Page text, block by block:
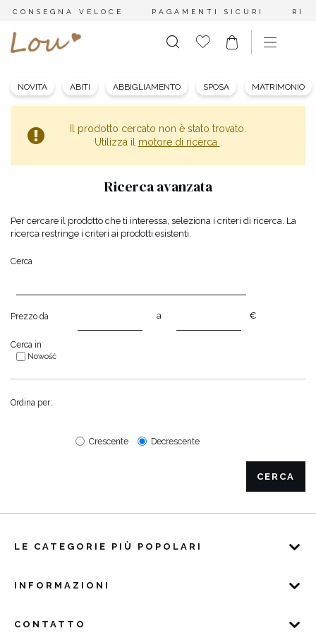
CONSEGNA VELOCE PAGAMENTI SICURI
NOVITÀ ABITI ABBIGLIAMENTO SPOSA MATRIMONIO
Il prodotto cercato non è stato trovato.
Utilizza il motore di ricerca
Ricerca avanzata
Per cercare il prodotto che ti interessa, seleziona i criteri di ricerca. La
ricerca restringe i criteri ai prodotti esistenti.
Cerca
Prezzo da a €
Cerca in
Nowość
Ordina per:
Crescente Decrescente
CERCA
LE CATEGORIE PIÙ POPOLARI
INFORMAZIONI
CONTATTO